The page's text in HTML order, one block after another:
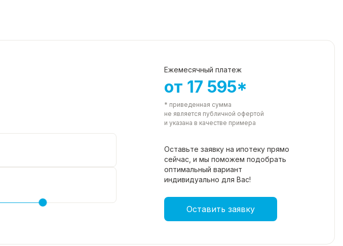
Ежемесячный платеж
от 17 595*
* приведенная сумма
не является публичной офертой
и указана в качестве примера
Оставьте заявку на ипотеку прямо
сейчас, и мы поможем подобрать
оптимальный вариант
индивидуально для Вас!
Оставить заявку